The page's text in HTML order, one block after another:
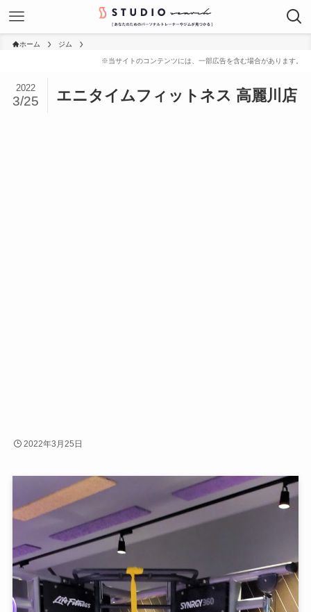
ホーム ジム
エニタイムフィットネス 高麗川店
2022
3/25
2022年3月25日